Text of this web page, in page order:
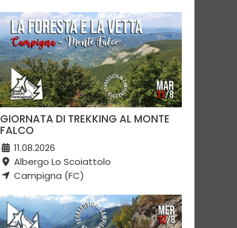
GIORNATA DI TREKKING AL MONTE
FALCO
11.08.2026
Albergo Lo Scoiattolo
Campigna (FC)